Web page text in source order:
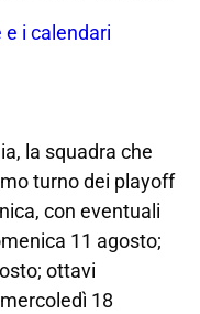
i calendari
la squadra che
turno dei playoff
con eventuali
11 agosto;
ottavi
18